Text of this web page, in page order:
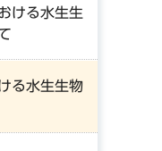
ける水生生
る水生生物